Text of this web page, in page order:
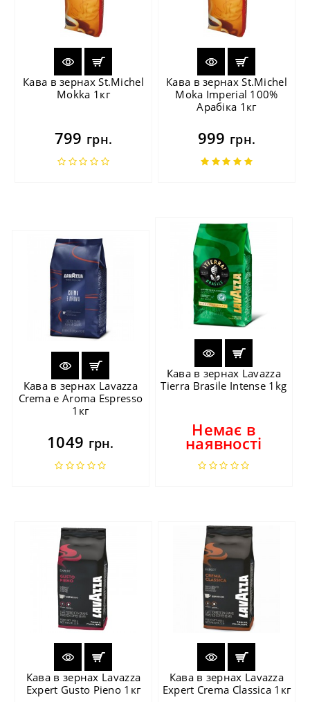
Кава в зернах St.Michel
Mokka 1кг
799 грн.
Кава в зернах St.Michel
Moka Imperial 100%
Арабіка 1кг
999 грн.
Кава в зернах Lavazza
Crema e Aroma Espresso
1кг
1049 грн.
Кава в зернах Lavazza
Tierra Brasile Intense 1kg
Немає в
наявності
Кава в зернах Lavazza
Expert Gusto Pieno 1кг
Кава в зернах Lavazza
Expert Crema Classica 1кг